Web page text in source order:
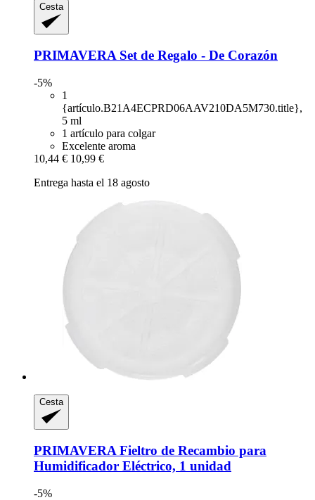
Cesta
PRIMAVERA Set de Regalo -​ De Corazón
-5%
1
{artículo.B21A4ECPRD06AAV210DA5M730.title},
5 ml
1 artículo para colgar
Excelente aroma
10,44 € 10,99 €
Entrega hasta el 18 agosto
Cesta
PRIMAVERA Fieltro de Recambio para
Humidificador Eléctrico, 1 unidad
-5%